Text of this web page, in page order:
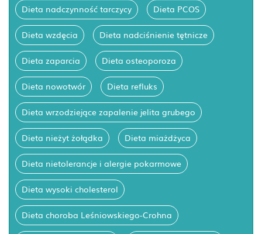
Dieta nadczynność tarczycy Dieta PCOS
Dieta wzdęcia Dieta nadciśnienie tętnicze
Dieta zaparcia Dieta osteoporoza
Dieta nowotwór Dieta refluks
Dieta wrzodziejące zapalenie jelita grubego
Dieta nieżyt żołądka Dieta miażdżyca
Dieta nietolerancje i alergie pokarmowe
Dieta wysoki cholesterol
Dieta choroba Leśniowskiego-Crohna